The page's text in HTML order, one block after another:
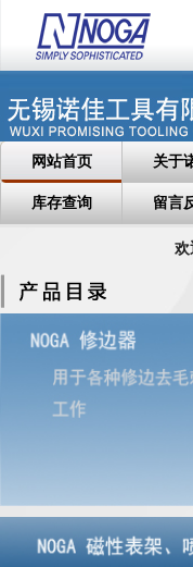
网站首页 关于
库存查询 留言
欢